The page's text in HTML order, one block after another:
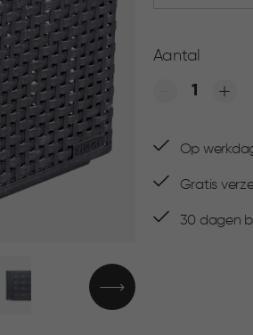
Aantal
Quantity:
Op
Gratis
30 dagen